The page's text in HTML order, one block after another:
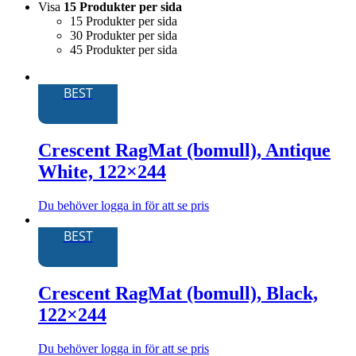
Visa 15 Produkter per sida
15 Produkter per sida
30 Produkter per sida
45 Produkter per sida
BEST
Crescent RagMat (bomull), Antique
White, 122×244
Du behöver logga in för att se pris
har
varianter.
De
olika
kan
BEST
Crescent RagMat (bomull), Black,
122×244
Du behöver logga in för att se pris